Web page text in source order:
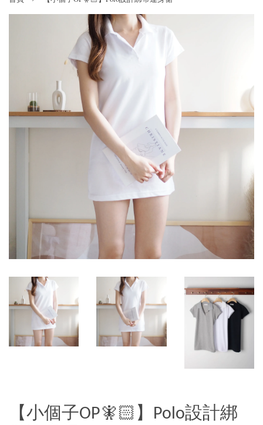
【小個子OP🧚🏻】Polo設計綁